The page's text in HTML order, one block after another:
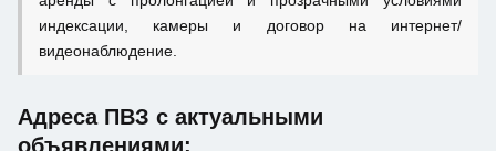
индексации, камеры и договор на интернет/
видеонаблюдение.
Адреса ПВЗ с актуальными
объявлениями: